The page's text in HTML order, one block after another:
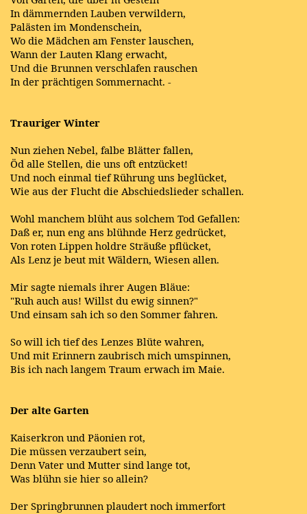
In dämmernden Lauben verwildern,
Palästen im Mondenschein,
Wo die Mädchen am Fenster lauschen,
Wann der Lauten Klang erwacht,
Und die Brunnen verschlafen rauschen
In der prächtigen Sommernacht. -
Trauriger Winter
Nun ziehen Nebel, falbe Blätter fallen,
Öd alle Stellen, die uns oft entzücket!
Und noch einmal tief Rührung uns beglücket,
Wie aus der Flucht die Abschiedslieder schallen.
Wohl manchem blüht aus solchem Tod Gefallen:
Daß er, nun eng ans blühnde Herz gedrücket,
Von roten Lippen holdre Sträuße pflücket,
Als Lenz je beut mit Wäldern, Wiesen allen.
Mir sagte niemals ihrer Augen Bläue:
"Ruh auch aus! Willst du ewig sinnen?"
Und einsam sah ich so den Sommer fahren.
So will ich tief des Lenzes Blüte wahren,
Und mit Erinnern zaubrisch mich umspinnen,
Bis ich nach langem Traum erwach im Maie.
Der alte Garten
Kaiserkron und Päonien rot,
Die müssen verzaubert sein,
Denn Vater und Mutter sind lange tot,
Was blühn sie hier so allein?
Der Springbrunnen plaudert noch immerfort